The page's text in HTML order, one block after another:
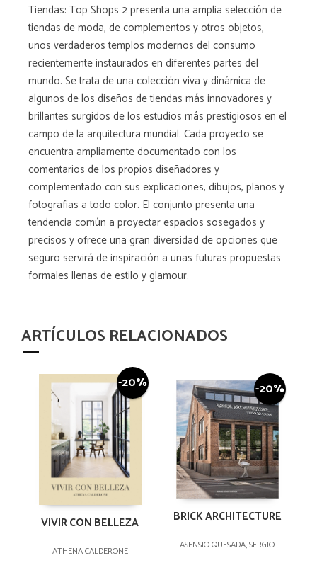
Tiendas: Top Shops 2 presenta una amplia selección de
tiendas de moda, de complementos y otros objetos,
unos verdaderos templos modernos del consumo
recientemente instaurados en diferentes partes del
mundo. Se trata de una colección viva y dinámica de
algunos de los diseños de tiendas más innovadores y
brillantes surgidos de los estudios más prestigiosos en el
campo de la arquitectura mundial. Cada proyecto se
encuentra ampliamente documentado con los
comentarios de los propios diseñadores y
complementado con sus explicaciones, dibujos, planos y
fotografías a todo color. El conjunto presenta una
tendencia común a proyectar espacios sosegados y
precisos y ofrece una gran diversidad de opciones que
seguro servirá de inspiración a unas futuras propuestas
formales llenas de estilo y glamour.
ARTÍCULOS RELACIONADOS
-20%
VIVIR CON BELLEZA
ATHENA CALDERONE
-20%
BRICK ARCHITECTURE
ASENSIO QUESADA, SERGIO